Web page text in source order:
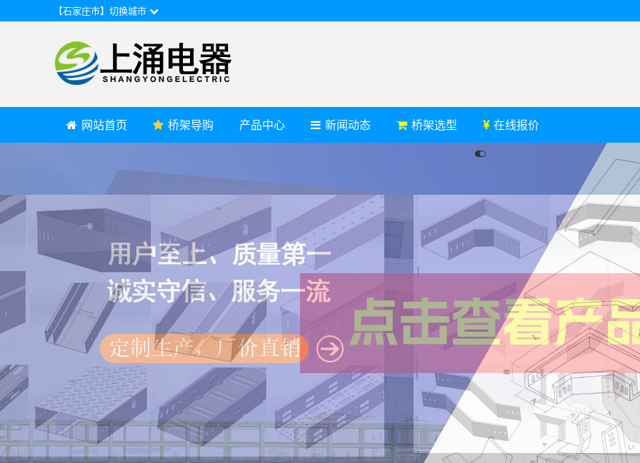
【石家庄市】切换城市
网站首页 桥架导购 产品中心 新闻动态 桥架选型 在线报价